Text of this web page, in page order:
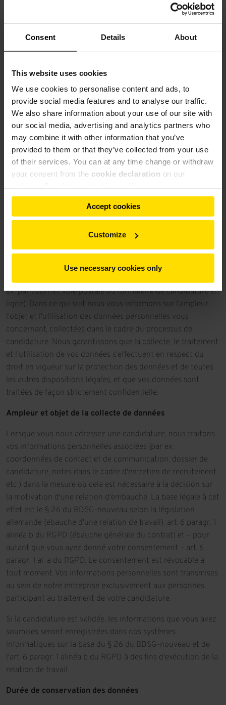
Consent Details About
This website uses cookies
We use cookies to personalise content and ads, to
provide social media features and to analyse our traffic.
We also share information about your use of our site with
our social media, advertising and analytics partners who
may combine it with other information that you’ve
provided to them or that they’ve collected from your use
of their services. You can at any time change or withdraw
your consent from the cookie declaration on our
Accept cookies
Customize
Use necessary cookies only
contre l’accès par des personnes non autorisées. Toutes les
données personnelles sont enregistrées et traitées par nous
en observant les prescriptions en vigueur de la loi fédérale
sur la protection des données (BDSG) et de la loi de
Vous êtes à tout moment en droit de demander une
information gratuite relative à vos données personnelles
stockées. D’autre part, vous avez droit tel que prévu par la loi
à la transmission, la rectification, au blocage et à
l’effacement de vos données personnelles. Merci de nous
envoyer une telle demande en utilisant le formulaire de
contact.
Vous pouvez à tout moment vous opposer, par écrit avec
effet pour l’avenir, à la collecte et au stockage de
données.
Portail candidature, consentement au recueil de
Utilisation des données de candidature
Nous vous offrons la possibilité de postuler chez nous (par
ex. par courriel, voie postale ou formulaire de candidature en
ligne). Dans ce qui suit nous vous informons sur l'ampleur,
l'objet et l'utilisation des données personnelles vous
concernant, collectées dans le cadre du processus de
candidature. Nous garantissons que la collecte, le traitement
et l'utilisation de vos données s'effectuent en respect du
droit en vigueur sur la protection des données et de toutes
les autres dispositions légales, et que vos données sont
traitées de façon strictement confidentielle.
Ampleur et objet de la collecte de données
Lorsque vous nous adressez une candidature, nous traitons
vos informations personnelles associées (par ex.
coordonnées de contact et de communication, dossier de
candidature, notes dans le cadre d'entretien de recrutement
etc.) dans la mesure où cela est nécessaire à la décision sur
la motivation d'une relation d'embauche. La base légale à cet
effet est le § 26 du BDSG-nouveau selon la législation
allemande (ébauche d'une relation de travail), art. 6 paragr. 1
alinéa b du RGPD (ébauche générale du contrat) et – pour
autant que vous ayez donné votre consentement – art. 6
paragr. 1 al. a du RGPD. Le consentement est révocable à
tout moment. Vos informations personnelles sont transmises
au sein de notre entreprise exclusivement aux personnes
participant au traitement de votre candidature.
Si la candidature est validée, les informations que vous avez
soumises seront enregistrées dans nos systèmes
informatiques sur la base du § 26 du BDSG-nouveau et de
l'art. 6 paragr. 1 alinéa b du RGPD à des fins d'exécution de la
relation de travail.
Durée de conservation des données